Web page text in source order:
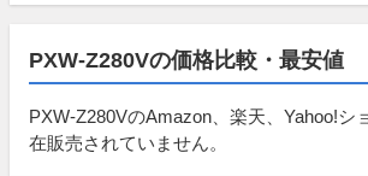
PXW-Z280Vの価格比較・最安値
PXW-Z280VのAmazon、楽天、Yahoo!シ
在販売されていません。